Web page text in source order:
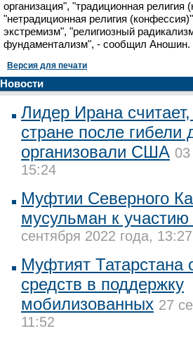
организация", "традиционная религия
"нетрадиционная религия
экстремизм", "религиозный
фундаментализм", - сообщил Аношин.
Версия для печати
Новости
Лидер Ирана
стране после гибели
организовали США
15:24
Муфтии Северного
мусульман к
сентября 2022 года, 13:27
Муфтият Татарстана
средств в поддержку
мобилизованных 27
11:52